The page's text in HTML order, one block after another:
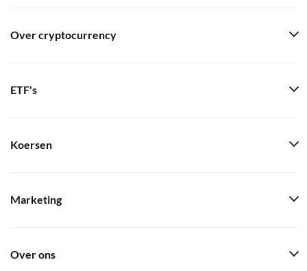
Over cryptocurrency
ETF's
Koersen
Marketing
Over ons